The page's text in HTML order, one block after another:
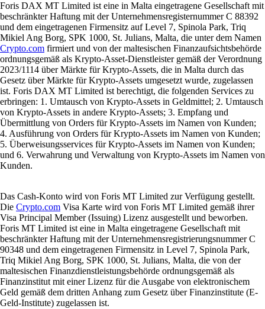
Foris DAX MT Limited ist eine in Malta eingetragene Gesellschaft mit
beschränkter Haftung mit der Unternehmensregisternummer C 88392
und dem eingetragenen Firmensitz auf Level 7, Spinola Park, Triq
Mikiel Ang Borg, SPK 1000, St. Julians, Malta, die unter dem Namen
Crypto.com firmiert und von der maltesischen Finanzaufsichtsbehörde
ordnungsgemäß als Krypto-Asset-Dienstleister gemäß der Verordnung
2023/1114 über Märkte für Krypto-Assets, die in Malta durch das
Gesetz über Märkte für Krypto-Assets umgesetzt wurde, zugelassen
ist. Foris DAX MT Limited ist berechtigt, die folgenden Services zu
erbringen: 1. Umtausch von Krypto-Assets in Geldmittel; 2. Umtausch
von Krypto-Assets in andere Krypto-Assets; 3. Empfang und
Übermittlung von Orders für Krypto-Assets im Namen von Kunden;
4. Ausführung von Orders für Krypto-Assets im Namen von Kunden;
5. Überweisungsservices für Krypto-Assets im Namen von Kunden;
und 6. Verwahrung und Verwaltung von Krypto-Assets im Namen von
Kunden.
Das Cash-Konto wird von Foris MT Limited zur Verfügung gestellt.
Die Crypto.com Visa Karte wird von Foris MT Limited gemäß ihrer
Visa Principal Member (Issuing) Lizenz ausgestellt und beworben.
Foris MT Limited ist eine in Malta eingetragene Gesellschaft mit
beschränkter Haftung mit der Unternehmensregistrierungsnummer C
90348 und dem eingetragenen Firmensitz in Level 7, Spinola Park,
Triq Mikiel Ang Borg, SPK 1000, St. Julians, Malta, die von der
maltesischen Finanzdienstleistungsbehörde ordnungsgemäß als
Finanzinstitut mit einer Lizenz für die Ausgabe von elektronischem
Geld gemäß dem dritten Anhang zum Gesetz über Finanzinstitute (E-
Geld-Institute) zugelassen ist.